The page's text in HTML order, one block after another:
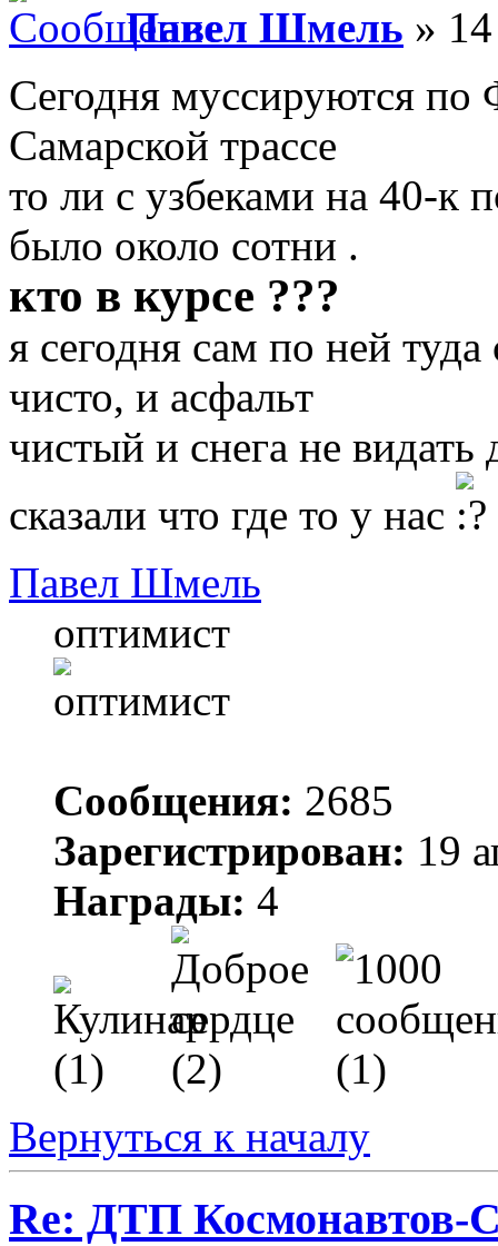
Павел Шмель »
Сегодня муссируются по
Самарской трассе
то ли с узбеками на 40-к
было около сотни .
кто в курсе ???
я сегодня сам по ней
чисто, и асфальт
чистый и снега не видать
сказали что где то у нас
Павел Шмель
оптимист
Сообщения: 2685
Зарегистрирован: 19
Награды: 4
Вернуться к началу
Re: ДТП Космонавтов-